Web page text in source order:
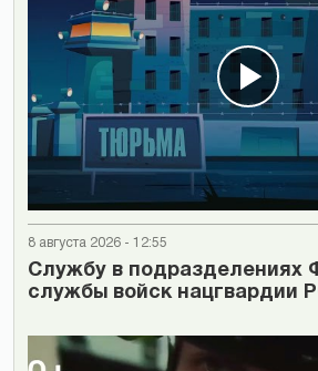
8 августа 2026 - 12:55
Cлужбу в подразделениях
службы войск нацгвардии